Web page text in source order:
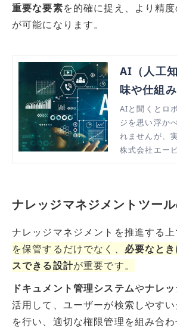
重要な要素を的確に捉え、より精
が可能になります。
AI（人工
味や仕組
簡単解説！
AIと聞くとロ
ジを思い浮か
れませんが、
自動翻訳、医
実際の活用事
株式会社エー
ナレッジマネジメントツー
ナレッジマネジメントを推進する上
を保管するだけでなく、 必要なと
スできる設計が重要です。
ドキュメント管理システムやナレ
活用して、ユーザーが検索しやすい
を行い、適切な権限管理を組み合